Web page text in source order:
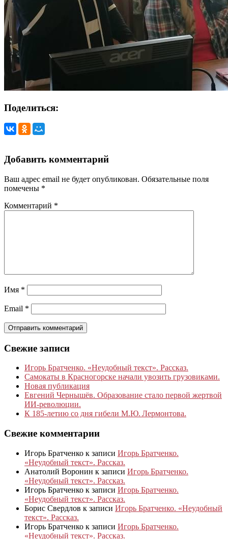
Поделиться:
Добавить комментарий
Ваш адрес email не будет опубликован. Обязательные поля
помечены *
Комментарий *
Имя *
Email *
Свежие записи
Игорь Братченко. «Неудобный текст». Рассказ.
Самокаты в Красногорске начали увозить грузовиками.
Новая публикация
Евгений Чернышёв. Образование стало первой жертвой
ИИ-революции.
К 185‑летию со дня гибели М.Ю. Лермонтова.
Свежие комментарии
Игорь Братченко к записи Игорь Братченко.
«Неудобный текст». Рассказ.
Анатолий Воронин к записи Игорь Братченко.
«Неудобный текст». Рассказ.
Игорь Братченко к записи Игорь Братченко.
«Неудобный текст». Рассказ.
Борис Свердлов к записи Игорь Братченко. «Неудобный
текст». Рассказ.
Игорь Братченко к записи Игорь Братченко.
«Неудобный текст». Рассказ.